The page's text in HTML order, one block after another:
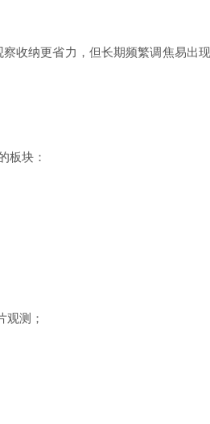
收纳更省力，但长期频繁调焦易出
板块：
测；